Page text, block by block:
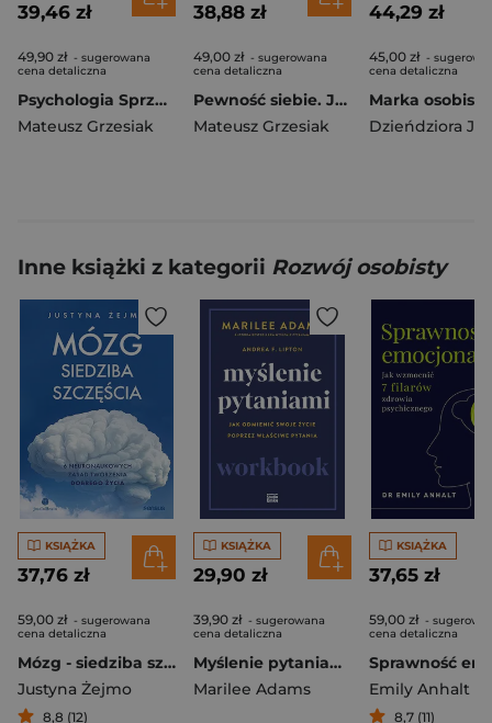
39,46 zł
49,90 zł - sugerowana
cena detaliczna
Psychologia Sprzedaży droga do sprawczości, niezależności i pieniędzy (miękka oprawa)
Mateusz Grzesiak
38,88 zł
49,00 zł - sugerowana
cena detaliczna
Pewność siebie. Jak być asertywnym, pokonać lęk i sięgnąć po swoje
Mateusz Grzesiak
44,29 zł
45,00 zł -
cena detaliczna
Inne książki z kategorii Rozwój osobisty
KSIĄŻKA
37,76 zł
59,00 zł - sugerowana
cena detaliczna
Mózg - siedziba szczęścia. 6 neuronaukowych zasad tworzenia dobrego życia
Justyna Żejmo
8,8 (12)
KSIĄŻKA
29,90 zł
39,90 zł - sugerowana
cena detaliczna
Myślenie pytaniami. Workbook
Marilee Adams
KSIĄŻKA
37,65 zł
59,00 zł -
cena detaliczna
Emily Anhalt
8,7 (11)